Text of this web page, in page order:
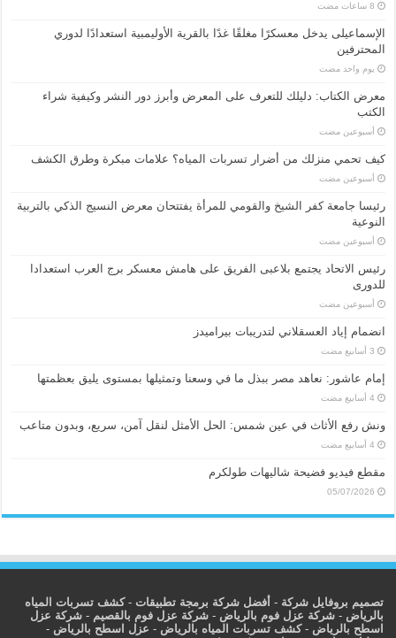
الإسماعیلی یدخل معسكرًا مغلقًا غدًا بالقرية الأوليمبية استعدادًا لدوري
المحترفين
‏يوم واحد مضت
معرض الكتاب: دليلك للتعرف على المعرض وأبرز دور النشر وكيفية شراء
الكتب
‏أسبوعين مضت
كيف تحمي منزلك من أضرار تسربات المياه؟ علامات مبكرة وطرق الكشف
‏أسبوعين مضت
رئيسا جامعة كفر الشيخ والقومي للمرأة يفتتحان معرض النسيج الذكي بالتربية
النوعية
‏أسبوعين مضت
رئيس الاتحاد يجتمع بلاعبى الفريق على هامش معسكر برج العرب استعدادا
للدورى
‏أسبوعين مضت
انضمام إياد العسقلاني لتدريبات بيراميدز
إمام عاشور: نعاهد مصر ببذل ما في وسعنا وتمثيلها بمستوى يليق بعظمتها
ونش رفع الأثاث في عين شمس: الحل الأمثل لنقل آمن، سريع، وبدون متاعب
مقطع فيديو فضيحة شاليهات طولكرم
05/07/2026
تصميم بروفايل شركة - أفضل شركة برمجة تطبيقات -كشف تسربات المياه
بالرياض -شركة عزل فوم بالرياض -شركة عزل فوم بالقصيم -شركة عزل
اسطح بالرياض -كشف تسربات المياه بالرياض - عزل اسطح بالرياض -